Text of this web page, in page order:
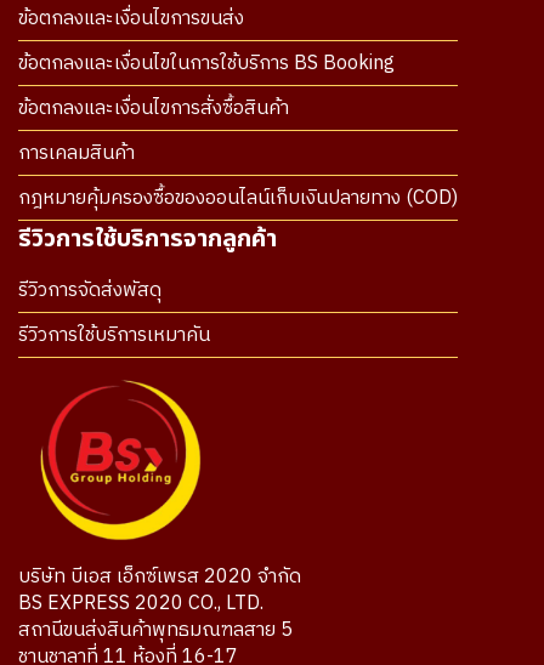
ข้อตกลงและเงื่อนไขการขนส่ง
ข้อตกลงและเงื่อนไขในการใช้บริการ BS Booking
ข้อตกลงและเงื่อนไขการสั่งซื้อสินค้า
การเคลมสินค้า
กฎหมายคุ้มครองซื้อของออนไลน์เก็บเงินปลายทาง (COD)
รีวิวการใช้บริการจากลูกค้า
รีวิวการจัดส่งพัสดุ
รีวิวการใช้บริการเหมาคัน
บริษัท บีเอส เอ็กซ์เพรส 2020 จำกัด
BS EXPRESS 2020 CO., LTD.
สถานีขนส่งสินค้าพุทธมณฑลสาย 5
ชานชาลาที่ 11 ห้องที่ 16-17